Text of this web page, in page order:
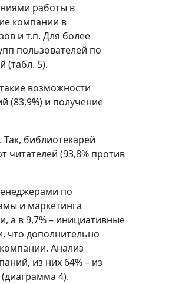
работы в
компании в
и т.п. Для более
пользователей по
(табл. 5).
возможности
(83,9%) и получение
библиотекарей
читателей (93,8% против
по
и маркетинга
а в 9,7% – инициативные
что дополнительно
Анализ
из них 64% – из
4).